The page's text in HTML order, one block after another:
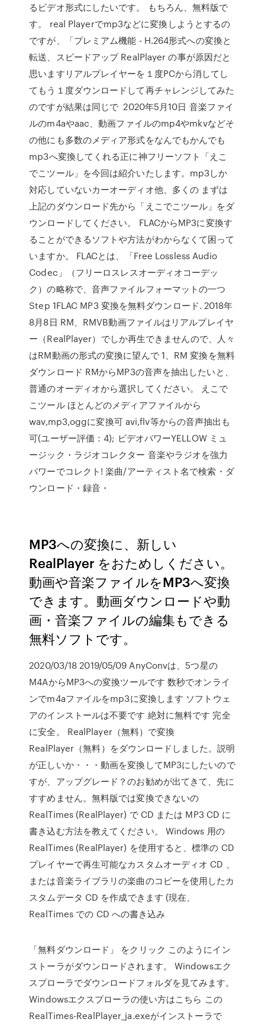
るビデオ形式にしたいです。 もちろん、無料版で
す。 real Playerでmp3などに変換しようとするの
ですが、「プレミアム機能 - H.264形式への変換と
転送、スピードアップ RealPlayer の事が原因だと
思いますリアルプレイヤーを１度PCから消してし
てもう１度ダウンロードして再チャレンジしてみた
のですが結果は同じで 2020年5月10日 音楽ファイ
ルのm4aやaac、動画ファイルのmp4やmkvなどそ
の他にも多数のメディア形式をなんでもかんでも
mp3へ変換してくれる正に神フリーソフト「えこ
でこツール」を今回は紹介いたします。mp3しか
対応していないカーオーディオ他、多くの まずは
上記のダウンロード先から「えこでこツール」をダ
ウンロードしてください。 FLACからMP3に変換す
ることができるソフトや方法がわからなくて困って
いますか。 FLACとは、「Free Lossless Audio
Codec」（フリーロスレスオーディオコーデッ
ク）の略称で、音声ファイルフォーマットの一つ
Step 1FLAC MP3 変換を無料ダウンロード. 2018年
8月8日 RM、RMVB動画ファイルはリアルプレイヤ
ー（RealPlayer）でしか再生できませんので、人々
はRM動画の形式の変換に望んで 1、RM 変換を無料
ダウンロード RMからMP3の音声を抽出したいと、
普通のオーディオから選択してください。 えこで
こツール ほとんどのメディアファイルから
wav,mp3,oggに変換可 avi,flv等からの音声抽出も
可(ユーザー評価：4); ビデオパワーYELLOW ミュ
ージック・ラジオコレクター 音楽やラジオを強力
パワーでコレクト! 楽曲/アーティスト名で検索・ダ
ウンロード・録音・
MP3への変換に、新しい
RealPlayer をおためしください。
動画や音楽ファイルをMP3へ変換
できます。動画ダウンロードや動
画・音楽ファイルの編集もできる
無料ソフトです。
2020/03/18 2019/05/09 AnyConvは、5つ星の
M4AからMP3への変換ツールです 数秒でオンライ
ンでm4aファイルをmp3に変換します ソフトウェ
アのインストールは不要です 絶対に無料です 完全
に安全。 RealPlayer（無料）で変換
RealPlayer（無料）をダウンロードしました。説明
が正しいか・・・動画を変換してMP3にしたいので
すが、アップグレード？のお勧めが出てきて、先に
すすめません。無料版では変換できないの
RealTimes (RealPlayer) で CD または MP3 CD に
書き込む方法を教えてください。 Windows 用の
RealTimes (RealPlayer) を使用すると、標準の CD
プレイヤーで再生可能なカスタムオーディオ CD 、
または音楽ライブラリの楽曲のコピーを使用したカ
スタムデータ CD を作成できます (現在、
RealTimes での CD への書き込み
「無料ダウンロード」 をクリック このようにイン
ストーラがダウンロードされます。 Windowsエク
スプローラでダウンロードフォルダを見てみます。
Windowsエクスプローラの使い方はこちら この
RealTimes-RealPlayer_ja.exeがインストーラで